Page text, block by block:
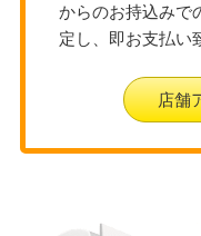
からのお持込みで
定し、即お支払い
店舗